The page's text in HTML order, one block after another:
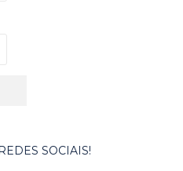
SOCIAIS!